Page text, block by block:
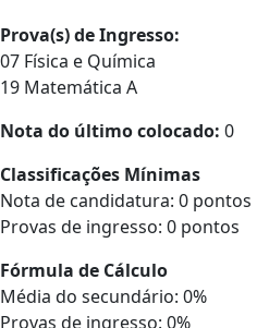
Prova(s) de Ingresso:
07 Física e Química
19 Matemática A
Nota do último colocado: 0
Classificações Mínimas
Nota de candidatura: 0 pontos
Provas de ingresso: 0 pontos
Fórmula de Cálculo
Média do secundário: 0%
Provas de ingresso: 0%